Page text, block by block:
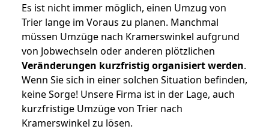
Es ist nicht immer möglich, einen Umzug von
Trier lange im Voraus zu planen. Manchmal
müssen Umzüge nach Kramerswinkel aufgrund
von Jobwechseln oder anderen plötzlichen
Veränderungen kurzfristig organisiert werden.
Wenn Sie sich in einer solchen Situation befinden,
keine Sorge! Unsere Firma ist in der Lage, auch
kurzfristige Umzüge von Trier nach
Kramerswinkel zu lösen.